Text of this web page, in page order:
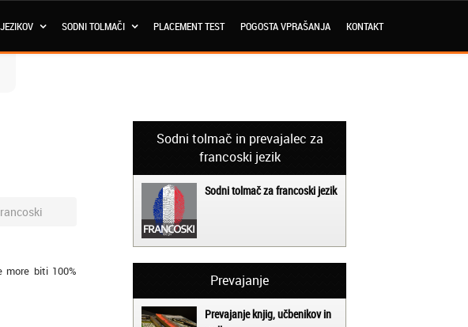
SODNI TOLMAČI PLACEMENT TEST POGOSTA VPRAŠANJA KONTAKT
more biti 100%
Sodni tolmač in prevajalec za
francoski jezik
Sodni tolmač za francoski jezik
Prevajanje
Prevajanje knjig, učbenikov in